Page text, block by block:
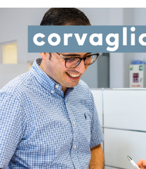
Medizin, Gesundheitswesen,
Pflege